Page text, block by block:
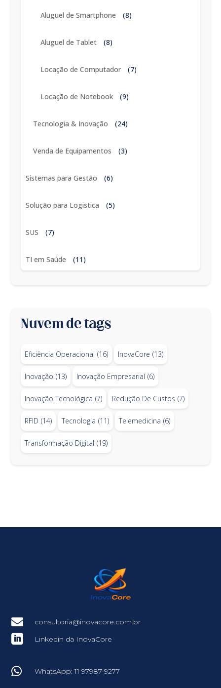
Aluguel de Smartphone (8)
Aluguel de Tablet (8)
Locação de Computador (7)
Locação de Notebook (9)
Tecnologia & Inovação (24)
Venda de Equipamentos (3)
Sistemas para Gestão (6)
Solução para Logistica (5)
SUS (7)
TI em Saúde (11)
Nuvem de tags
Eficiência Operacional (16) InovaCore (13)
Inovação (13) Inovação Empresarial (6)
Inovação Tecnológica (7) Redução De Custos (7)
RFID (14) Tecnologia (11) Telemedicina (6)
Transformação Digital (19)
 consultoria@inovacore.com.br
 Linkedin da InovaCore
 WhatsApp: 11 97987-9277